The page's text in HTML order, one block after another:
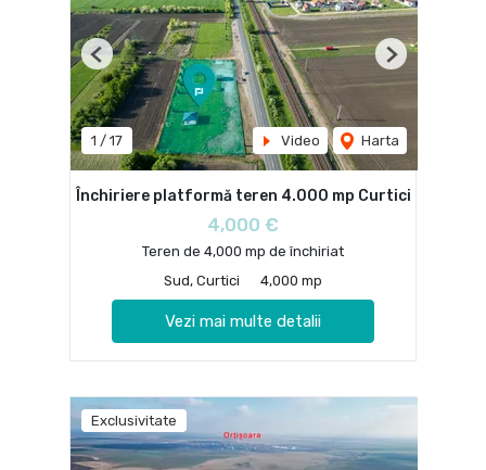
1 / 17 Video Harta
Previous Next
Închiriere platformă teren 4.000 mp Curtici
4,000 €
Teren de 4,000 mp de închiriat
Sud, Curtici
4,000 mp
Vezi mai multe detalii
Exclusivitate